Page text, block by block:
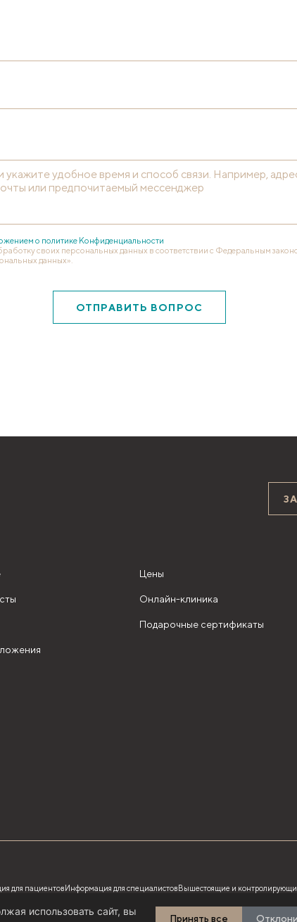
о политике Конфиденциальности
своих персональных данных в соответствии с Федеральным
данных».
ОТПРАВИТЬ ВОПРОС
Цены
Онлайн-клиника
Подарочные сертификаты
для пациентовИнформация для специалистовВышестоящие и
использовать сайт, вы
Принять все